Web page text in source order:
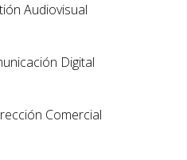
Audiovisual
Digital
Comercial